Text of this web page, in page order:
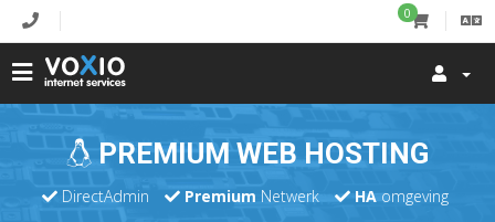
0
PREMIUM WEB HOSTING
DirectAdmin Premium Netwerk HAomgeving